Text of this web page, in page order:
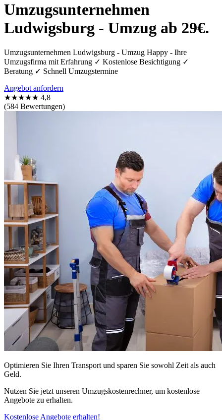
Umzugsunternehmen
Ludwigsburg - Umzug ab 29€.
Umzugsunternehmen Ludwigsburg - Umzug Happy - Ihre
Umzugsfirma mit Erfahrung ✓ Kostenlose Besichtigung ✓
Beratung ✓ Schnell Umzugstermine
Angebot anfordern
★★★★★ 4,8
(584 Bewertungen)
Optimieren Sie Ihren Transport und sparen Sie sowohl Zeit als auch
Geld.
Nutzen Sie jetzt unseren Umzugskostenrechner, um kostenlose
Angebote zu erhalten.
Kostenlose Angebote erhalten!